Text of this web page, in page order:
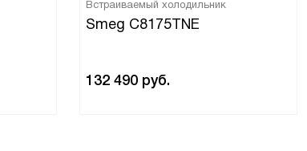
Встраиваемый холодильник
Smeg C8175TNE
132 490 руб.